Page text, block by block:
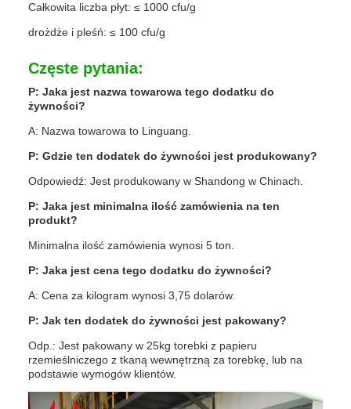
Całkowita liczba płyt: ≤ 1000 cfu/g
drożdże i pleśń: ≤ 100 cfu/g
Częste pytania:
P: Jaka jest nazwa towarowa tego dodatku do
żywności?
A: Nazwa towarowa to Linguang.
P: Gdzie ten dodatek do żywności jest produkowany?
Odpowiedź: Jest produkowany w Shandong w Chinach.
P: Jaka jest minimalna ilość zamówienia na ten
produkt?
Minimalna ilość zamówienia wynosi 5 ton.
P: Jaka jest cena tego dodatku do żywności?
A: Cena za kilogram wynosi 3,75 dolarów.
P: Jak ten dodatek do żywności jest pakowany?
Odp.: Jest pakowany w 25kg torebki z papieru
rzemieślniczego z tkaną wewnętrzną za torebkę, lub na
podstawie wymogów klientów.